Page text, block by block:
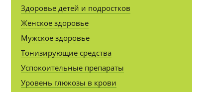
Здоровье детей и подростков
Женское здоровье
Мужское здоровье
Тонизирующие средства
Успокоительные препараты
Уровень глюкозы в крови